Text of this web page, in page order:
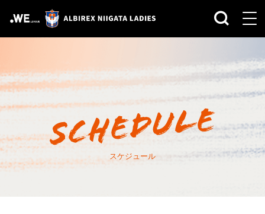
スケジュール